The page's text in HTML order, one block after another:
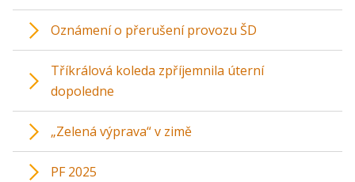
Oznámení o přerušení provozu ŠD
Tříkrálová koleda zpříjemnila úterní
dopoledne
„Zelená výprava“ v zimě
PF 2025